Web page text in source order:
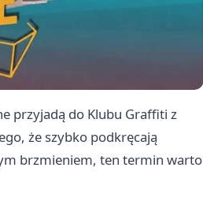
przyjadą do Klubu Graffiti z
że szybko podkręcają
brzmieniem, ten termin warto